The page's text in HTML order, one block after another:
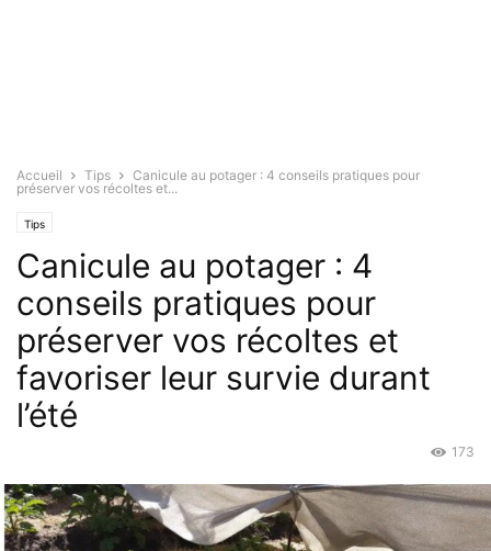
Accueil Tips
Canicule au potager : 4 conseils pratiques pour
préserver vos récoltes et...
Tips
Canicule au potager : 4
conseils pratiques pour
préserver vos récoltes et
favoriser leur survie durant
l’été
173